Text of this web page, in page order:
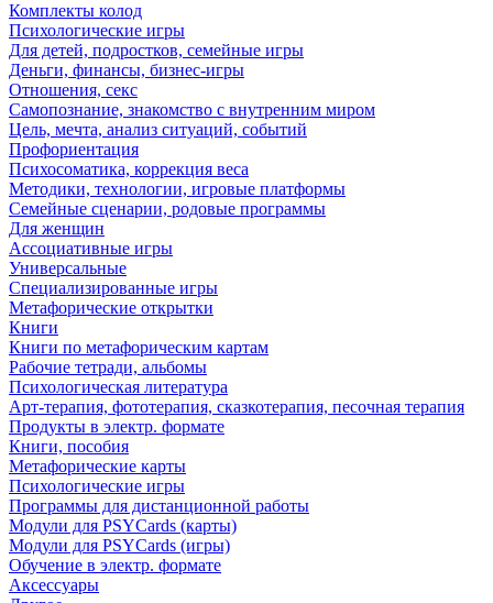
Комплекты колод
Психологические игры
Для детей, подростков, семейные игры
Деньги, финансы, бизнес-игры
Отношения, секс
Самопознание, знакомство с внутренним миром
Цель, мечта, анализ ситуаций, событий
Профориентация
Психосоматика, коррекция веса
Методики, технологии, игровые платформы
Семейные сценарии, родовые программы
Для женщин
Ассоциативные игры
Универсальные
Специализированные игры
Метафорические открытки
Книги
Книги по метафорическим картам
Рабочие тетради, альбомы
Психологическая литература
Арт-терапия, фототерапия, сказкотерапия, песочная терапия
Продукты в электр. формате
Книги, пособия
Метафорические карты
Психологические игры
Программы для дистанционной работы
Модули для PSYCards (карты)
Модули для PSYCards (игры)
Обучение в электр. формате
Аксессуары